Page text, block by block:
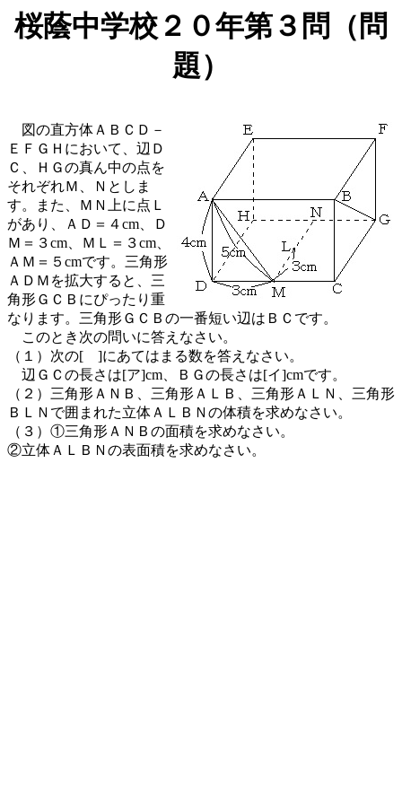
桜蔭中学校２０年第３問（問
題）
図の直方体ＡＢＣＤ－
ＥＦＧＨにおいて、辺Ｄ
Ｃ、ＨＧの真ん中の点を
それぞれＭ、Ｎとしま
す。また、ＭＮ上に点Ｌ
があり、ＡＤ＝４cm、Ｄ
Ｍ＝３cm、ＭＬ＝３cm、
ＡＭ＝５cmです。三角形
ＡＤＭを拡大すると、三
角形ＧＣＢにぴったり重
なります。三角形ＧＣＢの一番短い辺はＢＣです。
このとき次の問いに答えなさい。
（１）次の[ ]にあてはまる数を答えなさい。
辺ＧＣの長さは[ア]cm、ＢＧの長さは[イ]cmです。
（２）三角形ＡＮＢ、三角形ＡＬＢ、三角形ＡＬＮ、三角形
ＢＬＮで囲まれた立体ＡＬＢＮの体積を求めなさい。
（３）①三角形ＡＮＢの面積を求めなさい。
②立体ＡＬＢＮの表面積を求めなさい。